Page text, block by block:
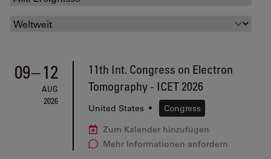
09–12
AUG
2026
11th Int. Congress on Electron
Tomography - ICET 2026
United States •
Congress
Zum Kalender hinzufügen
Mehr Informationen anfordern